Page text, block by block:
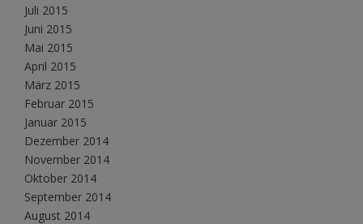
Juli 2015
Juni 2015
Mai 2015
April 2015
März 2015
Februar 2015
Januar 2015
Dezember 2014
November 2014
Oktober 2014
September 2014
August 2014